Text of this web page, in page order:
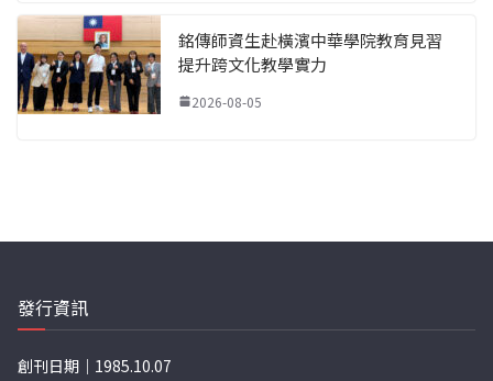
銘傳師資生赴橫濱中華學院教育見習
提升跨文化教學實力
2026-08-05
發行資訊
創刊日期｜1985.10.07